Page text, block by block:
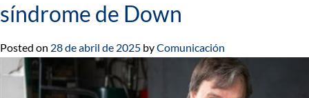
síndrome de Down
Posted on 28 de abril de 2025 byComunicación